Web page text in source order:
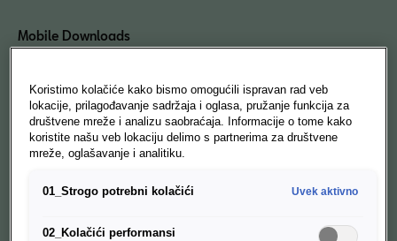
Mobile Downloads
Bluetooth™
kompatibilnost
PDF formatu.
Koristimo kolačiće kako bismo omogućili ispravan rad veb
lokacije, prilagođavanje sadržaja i oglasa, pružanje funkcija za
društvene mreže i analizu saobraćaja. Informacije o tome kako
koristite našu veb lokaciju delimo s partnerima za društvene
mreže, oglašavanje i analitiku.
01_Strogo potrebni kolačići Uvek aktivno
02_Kolačići performansi